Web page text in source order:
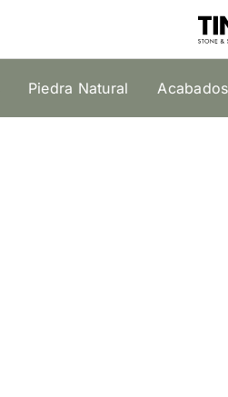
Piedra Natural Acabados